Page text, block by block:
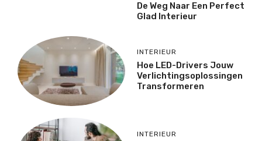
De Weg Naar Een Perfect
Glad Interieur
INTERIEUR
Hoe LED-Drivers Jouw
Verlichtingsoplossingen
Transformeren
INTERIEUR